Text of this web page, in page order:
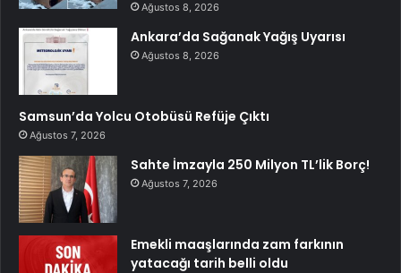
Ağustos 8, 2026
Ankara’da Sağanak Yağış Uyarısı
Ağustos 8, 2026
Samsun’da Yolcu Otobüsü Refüje Çıktı
Ağustos 7, 2026
Sahte İmzayla 250 Milyon TL’lik Borç!
Ağustos 7, 2026
Emekli maaşlarında zam farkının
yatacağı tarih belli oldu